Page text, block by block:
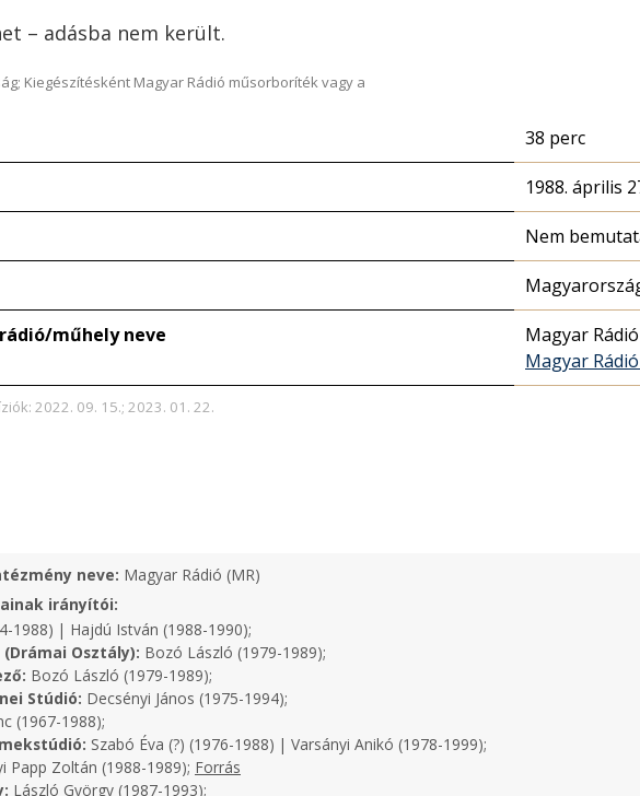
– adásba nem került.
Kiegészítésként Magyar Rádió műsorboríték vagy a
38 perc
1988. április
Nem
műhely neve
Magyar Rádió
Magyar
2022. 09. 15.; 2023. 01. 22.
neve: Magyar Rádió (MR)
irányítói:
1988) | Hajdú István (1988-1990);
Osztály): Bozó László (1979-1989);
Bozó László (1979-1989);
Stúdió: Decsényi János (1975-1994);
(1967-1988);
Szabó Éva (?) (1976-1988) | Varsányi Anikó (1978-1999);
Papp Zoltán (1988-1989); Forrás
László György (1987-1993);